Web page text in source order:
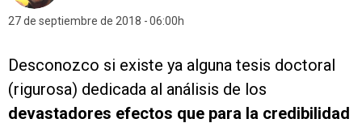
27 de septiembre de 2018 06:00h
Desconozco si existe ya alguna tesis doctoral
(rigurosa) dedicada al análisis de los
devastadores efectos que para la credibilidad